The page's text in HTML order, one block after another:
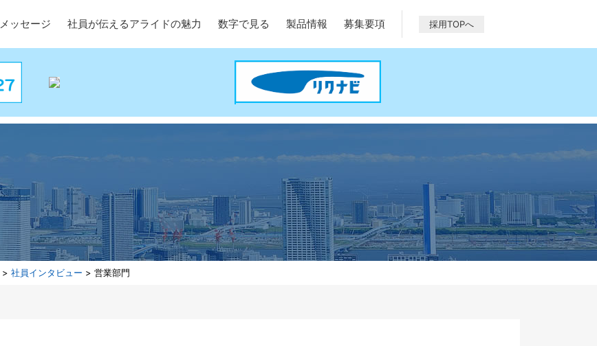
メッセージ 社員が伝えるアライドの魅力 数字で見る 製品情報 募集要項 採用TOPへ
> 社員インタビュー > 営業部門